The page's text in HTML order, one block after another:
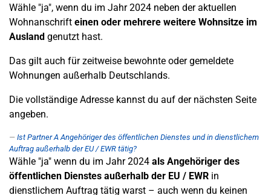
Wähle "ja", wenn du im Jahr 2024 neben der aktuellen
Wohnanschrift einen oder mehrere weitere Wohnsitze im
Ausland genutzt hast.
Das gilt auch für zeitweise bewohnte oder gemeldete
Wohnungen außerhalb Deutschlands.
Die vollständige Adresse kannst du auf der nächsten Seite
angeben.
Ist Partner A Angehöriger des öffentlichen Dienstes und in dienstlichem
Auftrag außerhalb der EU / EWR tätig?
Wähle "ja" wenn du im Jahr 2024 als Angehöriger des
öffentlichen Dienstes außerhalb der EU / EWR in
dienstlichem Auftrag tätig warst – auch wenn du keinen